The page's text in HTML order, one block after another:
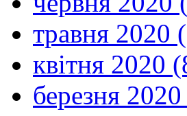
травня 2020
квітня 2020
березня